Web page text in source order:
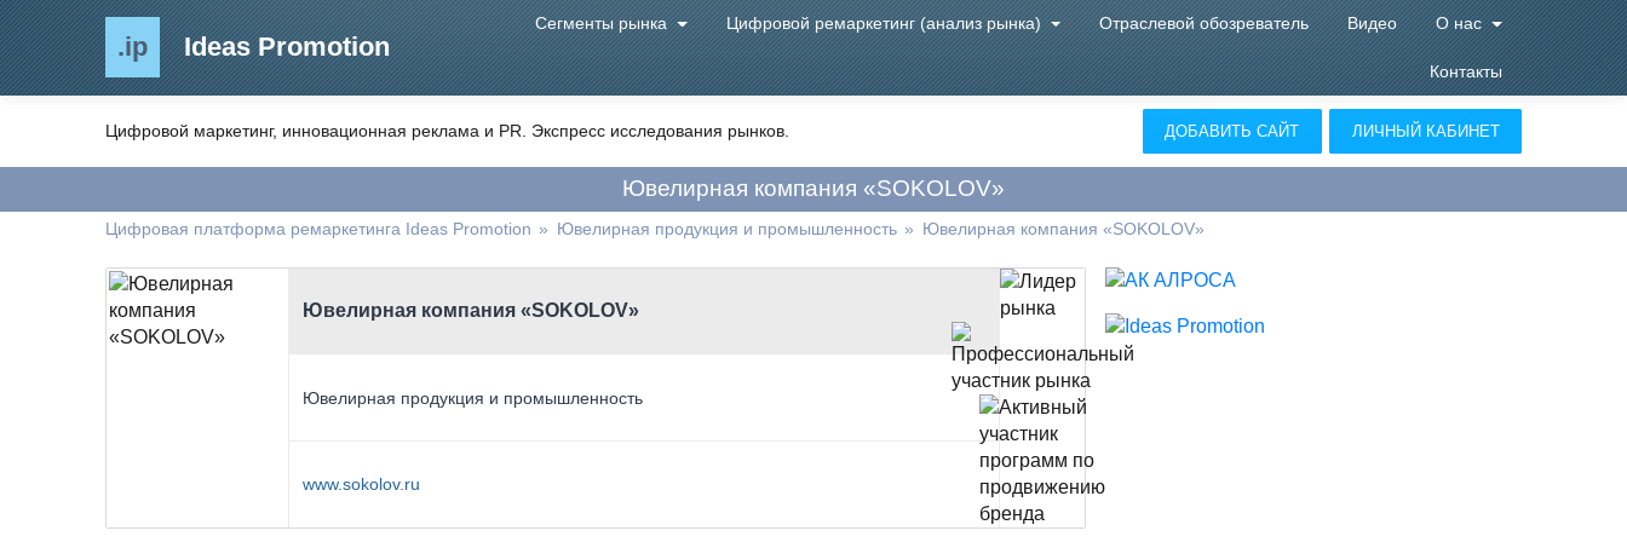
.ip Ideas Promotion
Сегменты рынка Цифровой ремаркетинг (анализ рынка) Отраслевой обозреватель Видео О нас
Контакты
Цифровой маркетинг, инновационная реклама и PR. Экспресс исследования рынков. ДОБАВИТЬ САЙТ ЛИЧНЫЙ КАБИНЕТ
Ювелирная компания «SOKOLOV»
Цифровая платформа ремаркетинга Ideas Promotion » Ювелирная продукция и промышленность » Ювелирная компания «SOKOLOV»
Ювелирная компания «SOKOLOV»
Ювелирная продукция и промышленность
www.sokolov.ru